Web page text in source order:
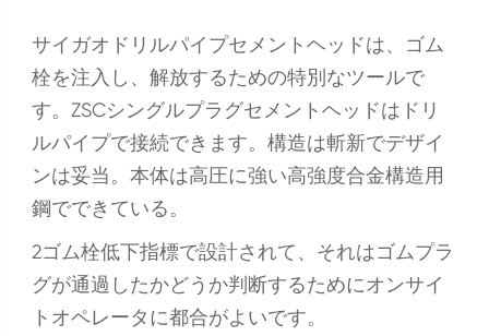
サイガオドリルパイプセメントヘッドは、ゴム
栓を注入し、解放するための特別なツールで
す。ZSCシングルプラグセメントヘッドはドリ
ルパイプで接続できます。構造は斬新でデザイ
ンは妥当。本体は高圧に強い高強度合金構造用
鋼でできている。
2ゴム栓低下指標で設計されて、それはゴムプラ
グが通過したかどうか判断するためにオンサイ
トオペレータに都合がよいです。